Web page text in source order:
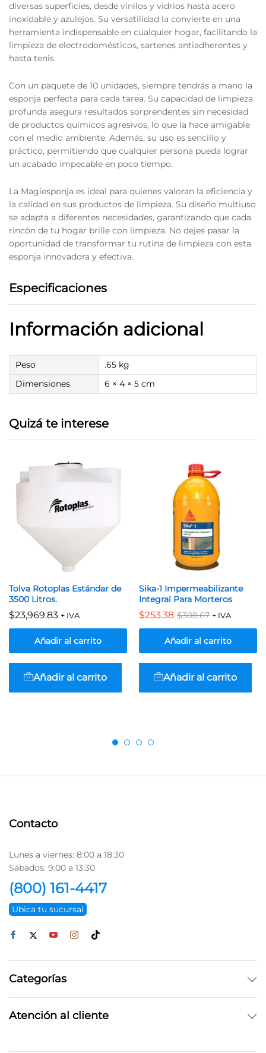
diversas superficies, desde vinilos y vidrios hasta acero
inoxidable y azulejos. Su versatilidad la convierte en una
herramienta indispensable en cualquier hogar, facilitando la
limpieza de electrodomésticos, sartenes antiadherentes y
hasta tenis.
Con un paquete de 10 unidades, siempre tendrás a mano la
esponja perfecta para cada tarea. Su capacidad de limpieza
profunda asegura resultados sorprendentes sin necesidad
de productos químicos agresivos, lo que la hace amigable
con el medio ambiente. Además, su uso es sencillo y
práctico, permitiendo que cualquier persona pueda lograr
un acabado impecable en poco tiempo.
La Magiesponja es ideal para quienes valoran la eficiencia y
la calidad en sus productos de limpieza. Su diseño multiuso
se adapta a diferentes necesidades, garantizando que cada
rincón de tu hogar brille con limpieza. No dejes pasar la
oportunidad de transformar tu rutina de limpieza con esta
esponja innovadora y efectiva.
Especificaciones
Información adicional
Peso
.65 kg
Dimensiones
6 × 4 × 5 cm
Quizá te interese
Tolva Rotoplas Estándar de
3500 Litros.
$23,969.83 + IVA
Añadir al carrito
Añadir al carrito
Sika-1 Impermeabilizante
Integral Para Morteros
$253.38 $308.67 + IVA
Añadir al carrito
Añadir al carrito
Contacto
Lunes a viernes: 8:00 a 18:30
Sábados: 9:00 a 13:30
(800) 161-4417
Ubica tu sucursal
Categorías
Atención al cliente